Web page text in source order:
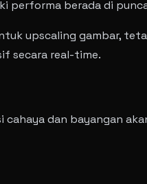
performa berada di
upscaling gambar,
secara real-time.
dan bayangan